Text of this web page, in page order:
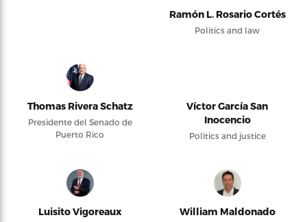
Ramón L. Rosario Cortés
Politics and law
Thomas Rivera Schatz
Presidente del Senado de
Puerto Rico
Víctor García San
Inocencio
Politics and justice
Luisito Vigoreaux William Maldonado